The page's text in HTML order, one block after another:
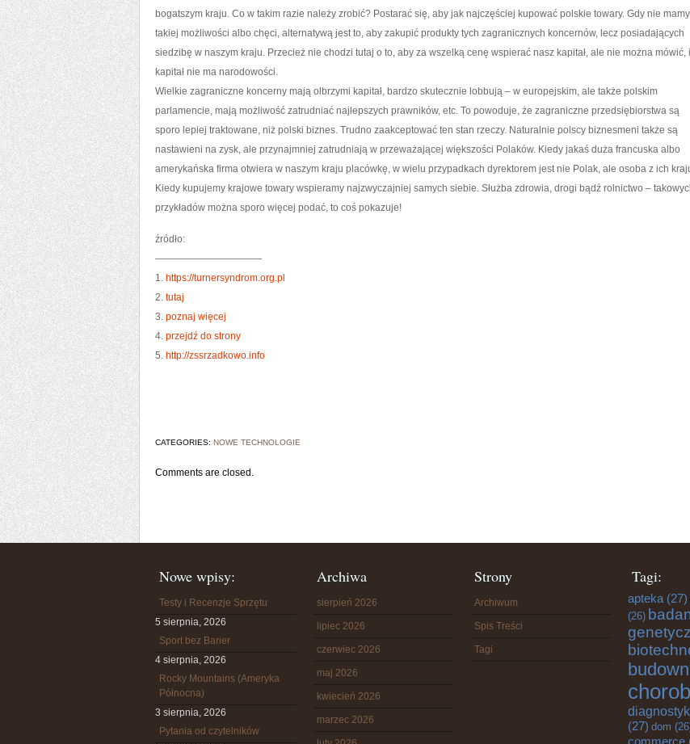
bogatszym kraju. Co w takim razie należy zrobić? Postarać się, aby jak najczęściej kupować polskie towary. Gdy nie mamy
takiej możliwości albo chęci, alternatywą jest to, aby zakupić produkty tych zagranicznych koncernów, lecz posiadających
siedzibę w naszym kraju. Przecież nie chodzi tutaj o to, aby za wszelką cenę wspierać nasz kapitał, ale nie można mówić,
kapitał nie ma narodowości.
Wielkie zagraniczne koncerny mają olbrzymi kapitał, bardzo skutecznie lobbują – w europejskim, ale także polskim
parlamencie, mają możliwość zatrudniać najlepszych prawników, etc. To powoduje, że zagraniczne przedsiębiorstwa są
sporo lepiej traktowane, niż polski biznes. Trudno zaakceptować ten stan rzeczy. Naturalnie polscy biznesmeni także są
nastawieni na zysk, ale przynajmniej zatrudniają w przeważającej większości Polaków. Kiedy jakaś duża francuska albo
amerykańska firma otwiera w naszym kraju placówkę, w wielu przypadkach dyrektorem jest nie Polak, ale osoba z ich
Kiedy kupujemy krajowe towary wspieramy najzwyczajniej samych siebie. Służba zdrowia, drogi bądź rolnictwo –
przykładów można sporo więcej podać, to coś pokazuje!
źródło:
———————————
1. https://turnersyndrom.org.pl
2. tutaj
3. poznaj więcej
4. przejdź do strony
5. http://zssrzadkowo.info
CATEGORIES: NOWE TECHNOLOGIE
Comments are closed.
Nowe wpisy:
Testy i Recenzje Sprzętu
5 sierpnia, 2026
Sport bez Barier
4 sierpnia, 2026
Rocky Mountains (Ameryka
Północna)
3 sierpnia, 2026
Pytania od czytelników
Archiwa
sierpień 2026
lipiec 2026
czerwiec 2026
maj 2026
kwiecień 2026
marzec 2026
Strony
Archiwum
Spis Treści
Tagi
Tagi:
apteka (27)
(26)
(27) dom
commerce